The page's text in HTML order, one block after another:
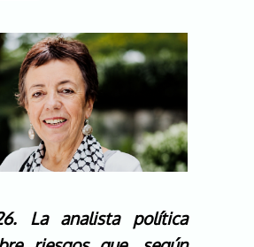
La analista política